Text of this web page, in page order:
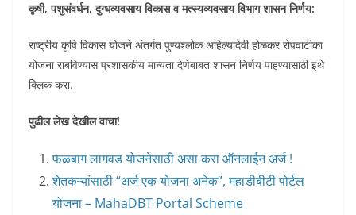
कृषी, पशुसंवर्धन, दुग्‍धव्‍यवसाय विकास व मत्‍स्‍यव्‍यवसाय विभाग शासन निर्णय:
राष्ट्रीय कृषि विकास योजने अंतर्गत पुण्यश्लोक अहिल्यादेवी होळकर रोपवाटीका
योजना राबविण्यास प्रशासकीय मान्यता देणेबाबत शासन निर्णय पाहण्यासाठी इथे
क्लिक करा.
पुढील लेख देखील वाचा!
फळबाग लागवड योजनेसाठी असा करा ऑनलाईन अर्ज !
शेतकऱ्यांसाठी “अर्ज एक योजना अनेक”, महाडीबीटी पोर्टल
योजना – MahaDBT Portal Scheme